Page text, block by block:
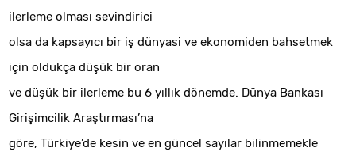
ilerleme olması sevindirici
olsa da kapsayıcı bir iş dünyasi ve ekonomiden bahsetmek
için oldukça düşük bir oran
ve düşük bir ilerleme bu 6 yıllık dönemde. Dünya Bankası
Girişimcilik Araştırması’na
göre, Türkiye’de kesin ve en güncel sayılar bilinmemekle